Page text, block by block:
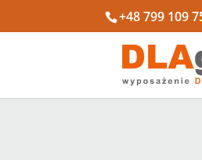
+48 799 109